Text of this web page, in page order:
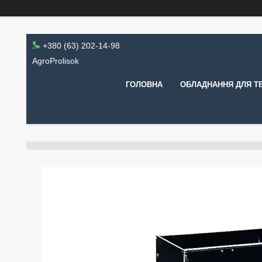
+380 (63) 202-14-98
AgroProlisok
ГОЛОВНА ОБЛАДНАННЯ ДЛЯ